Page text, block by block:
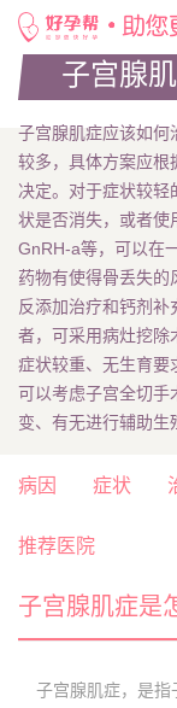
好孕帮首页 / 好孕专题
子宫腺
子宫腺肌症应该如何
较多，具体方案应根
决定。对于症状较
状是否消失，或者使
GnRH-a等，可以在
药物有使得骨丢失
反添加治疗和钙剂
者，可采用病灶挖除
症状较重、无生育要
可以考虑子宫全切手
变、有无进行辅助生
病因 症状
推荐医院
子宫腺肌症是
子宫腺肌症，是指